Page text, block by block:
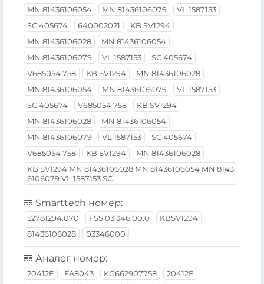
MN 81436106054
MN 81436106079
VL 1587153
SC 405674
640002021
KB SV1294
MN 81436106028
MN 81436106054
MN 81436106079
VL 1587153
SC 405674
V685054 758
KB SV1294
MN 81436106028
MN 81436106054
MN 81436106079
VL 1587153
SC 405674
V685054 758
KB SV1294
MN 81436106028
MN 81436106054
MN 81436106079
VL 1587153
SC 405674
V685054 758
KB SV1294
MN 81436106028
KB SV1294 MN 81436106028 MN 81436106054 MN 8143
6106079 VL 1587153 SC
Smarttech номер:
52781294.070 FSS 03.346.00.0
KBSV1294
81436106028
03346000
Аналог номер:
20412E FA8043 KG662907758
20412E